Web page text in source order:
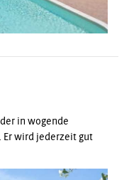
in wogende
Er wird jederzeit gut